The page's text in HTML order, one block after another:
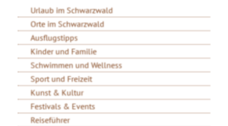
Urlaub im Schwarzwald
Orte im Schwarzwald
Ausflugstipps
Kinder und Familie
Schwimmen und Wellness
Sport und Freizeit
Kunst & Kultur
Festivals & Events
Reiseführer